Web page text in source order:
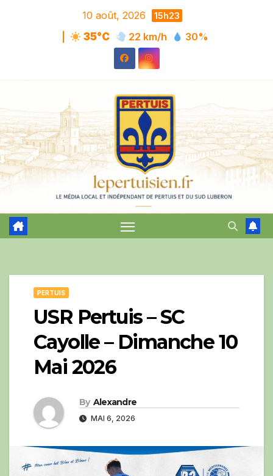
10 août, 2026 15h23
35°C 22 km/h 30%
PERTUIS
USR Pertuis – SC
Cayolle – Dimanche 10
Mai 2026
By Alexandre
MAI 6, 2026